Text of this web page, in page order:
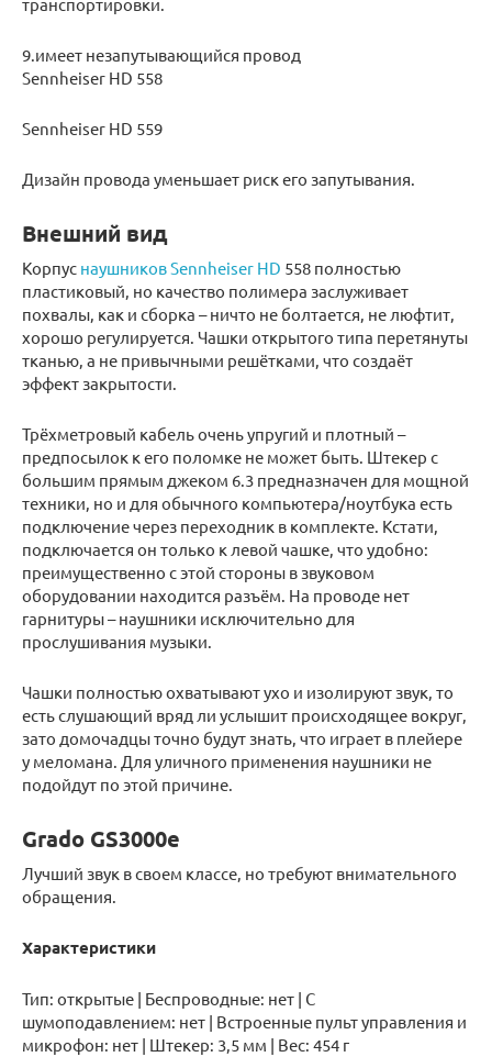
9.имеет незапутывающийся провод
Sennheiser HD 558
Sennheiser HD 559
Дизайн провода уменьшает риск его запутывания.
Внешний вид
Корпус наушников Sennheiser HD 558 полностью
пластиковый, но качество полимера заслуживает
похвалы, как и сборка – ничто не болтается, не люфтит,
хорошо регулируется. Чашки открытого типа перетянуты
тканью, а не привычными решётками, что создаёт
эффект закрытости.
Трёхметровый кабель очень упругий и плотный –
предпосылок к его поломке не может быть. Штекер с
большим прямым джеком 6.3 предназначен для мощной
техники, но и для обычного компьютера/ноутбука есть
подключение через переходник в комплекте. Кстати,
подключается он только к левой чашке, что удобно:
преимущественно с этой стороны в звуковом
оборудовании находится разъём. На проводе нет
гарнитуры – наушники исключительно для
прослушивания музыки.
Чашки полностью охватывают ухо и изолируют звук, то
есть слушающий вряд ли услышит происходящее вокруг,
зато домочадцы точно будут знать, что играет в плейере
у меломана. Для уличного применения наушники не
подойдут по этой причине.
Grado GS3000e
Лучший звук в своем классе, но требуют внимательного
обращения.
Характеристики
Тип: открытые | Беспроводные: нет | С
шумоподавлением: нет | Встроенные пульт управления и
микрофон: нет | Штекер: 3,5 мм | Вес: 454 г